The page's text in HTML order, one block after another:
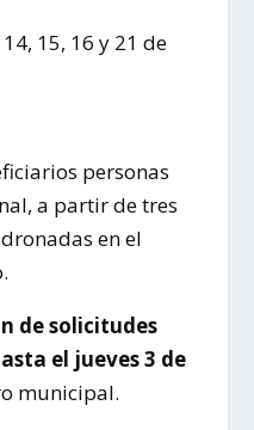
15, 16 y 21 de
personas
a partir de tres
en el
de solicitudes
el jueves 3 de
municipal.